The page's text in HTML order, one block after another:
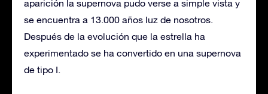
aparición la supernova pudo verse a simple vista y
se encuentra a 13.000 años luz de nosotros.
Después de la evolución que la estrella ha
experimentado se ha convertido en una supernova
de tipo I.